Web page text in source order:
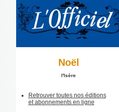
Noël
l'Isère
Retrouver toutes nos éditions
et abonnements en ligne